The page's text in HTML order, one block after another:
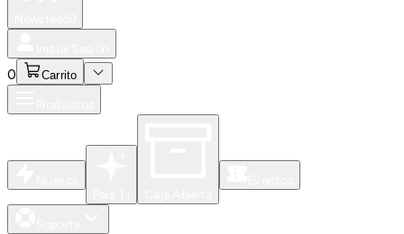
0 Carrito